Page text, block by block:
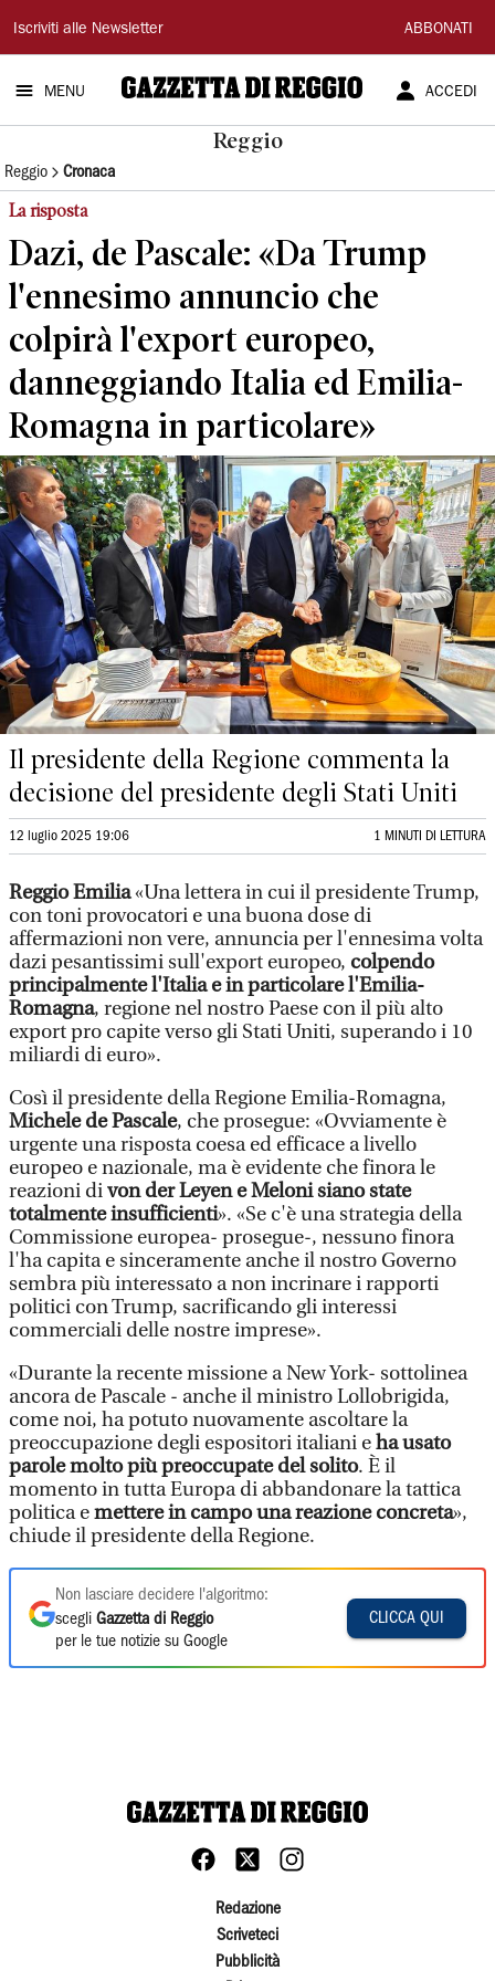
Gazzetta
di
Reggio
Iscriviti alle Newsletter ABBONATI
MENU ACCEDI
Reggio
Reggio Cronaca
La risposta
Dazi, de Pascale: «Da Trump
l'ennesimo annuncio che
colpirà l'export europeo,
danneggiando Italia ed Emilia-
Romagna in particolare»
Il presidente della Regione commenta la
decisione del presidente degli Stati Uniti
12 luglio 2025 19:06 1 MINUTI DI LETTURA
Reggio Emilia«Una lettera in cui il presidente Trump,
con toni provocatori e una buona dose di
affermazioni non vere, annuncia per l'ennesima volta
dazi pesantissimi sull'export europeo, colpendo
principalmente l'Italia e in particolare l'Emilia-
Romagna, regione nel nostro Paese con il più alto
export pro capite verso gli Stati Uniti, superando i 10
miliardi di euro».
Così il presidente della Regione Emilia-Romagna,
Michele de Pascale, che prosegue: «Ovviamente è
urgente una risposta coesa ed efficace a livello
europeo e nazionale, ma è evidente che finora le
reazioni divon der Leyen e Meloni siano state
totalmente insufficienti». «Se c'è una strategia della
Commissione europea- prosegue-, nessuno finora
l'ha capita e sinceramente anche il nostro Governo
sembra più interessato a non incrinare i rapporti
politici con Trump, sacrificando gli interessi
commerciali delle nostre imprese».
«Durante la recente missione a New York- sottolinea
ancora de Pascale - anche il ministro Lollobrigida,
come noi, ha potuto nuovamente ascoltare la
preoccupazione degli espositori italiani eha usato
parole molto più preoccupate del solito. È il
momento in tutta Europa di abbandonare la tattica
politica emettere in campo una reazione concreta»,
chiude il presidente della Regione.
Non lasciare decidere l'algoritmo:
scegli Gazzetta di Reggio
per le tue notizie su Google
CLICCA QUI
Redazione
Scriveteci
Pubblicità